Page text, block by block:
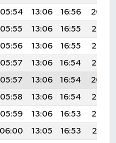
05:54 13:06 16:56
20:09
05:55 13:06 16:55
20:08
05:56 13:06 16:55
20:07
05:57 13:06 16:54
20:06
05:57 13:06 16:54
20:04
05:58 13:06 16:54
20:03
05:59 13:06 16:53
20:02
06:00 13:05 16:53
20:01